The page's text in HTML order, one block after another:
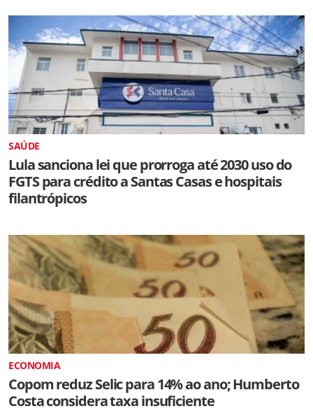
SAÚDE
Lula sanciona lei que prorroga até 2030 uso do
FGTS para crédito a Santas Casas e hospitais
filantrópicos
ECONOMIA
Copom reduz Selic para 14% ao ano; Humberto
Costa considera taxa insuficiente